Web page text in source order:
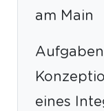
am Main
eines